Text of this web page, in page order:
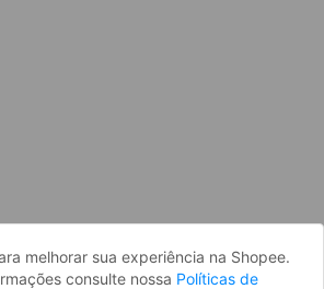
melhorar sua experiência na Shopee.
consulte nossa Políticas de